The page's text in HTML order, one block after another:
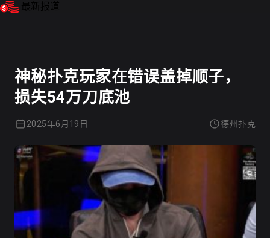
最新报道
神秘扑克玩家在错误盖掉顺子，
损失54万刀底池
2025年6月19日 德州扑克